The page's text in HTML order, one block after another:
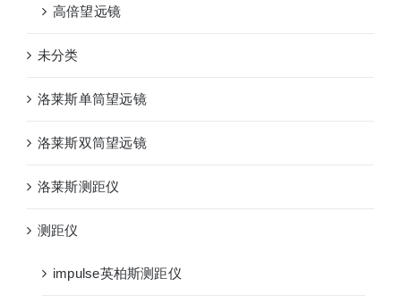
高倍望远镜
未分类
洛莱斯单筒望远镜
洛莱斯双筒望远镜
洛莱斯测距仪
测距仪
impulse英柏斯测距仪